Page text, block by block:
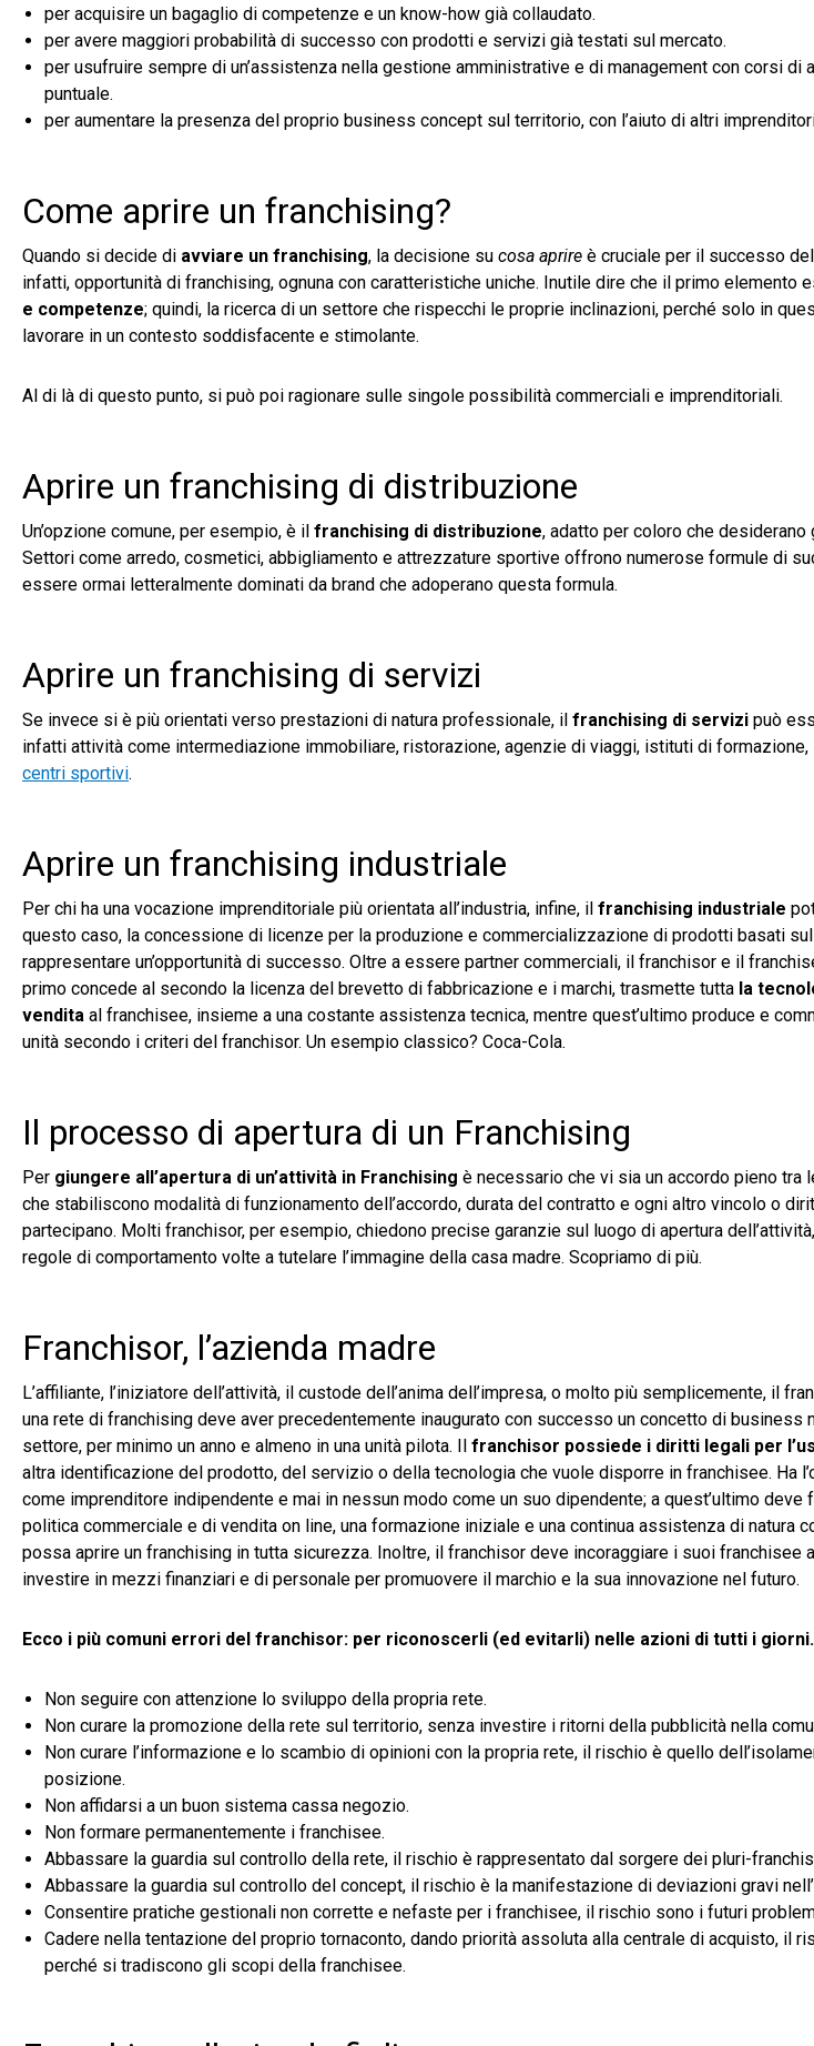
per acquisire un bagaglio di competenze e un know-how già collaudato.
per avere maggiori probabilità di successo con prodotti e servizi già testati sul mercato.
per usufruire sempre di un’assistenza nella gestione amministrative e di management con corsi di
puntuale.
per aumentare la presenza del proprio business concept sul territorio, con l’aiuto di altri
Come aprire un franchising?
Quando si decide di avviare un franchising, la decisione su cosa aprire è cruciale per il successo
infatti, opportunità di franchising, ognuna con caratteristiche uniche. Inutile dire che il primo elemento
e competenze; quindi, la ricerca di un settore che rispecchi le proprie inclinazioni, perché solo in
lavorare in un contesto soddisfacente e stimolante.
Al di là di questo punto, si può poi ragionare sulle singole possibilità commerciali e imprenditoriali.
Aprire un franchising di distribuzione
Un’opzione comune, per esempio, è il franchising di distribuzione, adatto per coloro che
Settori come arredo, cosmetici, abbigliamento e attrezzature sportive offrono numerose formule di
essere ormai letteralmente dominati da brand che adoperano questa formula.
Aprire un franchising di servizi
Se invece si è più orientati verso prestazioni di natura professionale, il franchising di servizi può
infatti attività come intermediazione immobiliare, ristorazione, agenzie di viaggi, istituti di
centri sportivi.
Aprire un franchising industriale
Per chi ha una vocazione imprenditoriale più orientata all’industria, infine, il franchising industriale
questo caso, la concessione di licenze per la produzione e commercializzazione di prodotti basati
rappresentare un’opportunità di successo. Oltre a essere partner commerciali, il franchisor e il
primo concede al secondo la licenza del brevetto di fabbricazione e i marchi, trasmette tutta la
vendita al franchisee, insieme a una costante assistenza tecnica, mentre quest’ultimo produce e
unità secondo i criteri del franchisor. Un esempio classico? Coca-Cola.
Il processo di apertura di un Franchising
Per giungere all’apertura di un’attività in Franchising è necessario che vi sia un accordo pieno tra
che stabiliscono modalità di funzionamento dell’accordo, durata del contratto e ogni altro vincolo o
partecipano. Molti franchisor, per esempio, chiedono precise garanzie sul luogo di apertura
regole di comportamento volte a tutelare l’immagine della casa madre. Scopriamo di più.
Franchisor, l’azienda madre
L’affiliante, l’iniziatore dell’attività, il custode dell’anima dell’impresa, o molto più semplicemente, il
una rete di franchising deve aver precedentemente inaugurato con successo un concetto di business
settore, per minimo un anno e almeno in una unità pilota. Il franchisor possiede i diritti legali per
altra identificazione del prodotto, del servizio o della tecnologia che vuole disporre in franchisee. Ha
come imprenditore indipendente e mai in nessun modo come un suo dipendente; a quest’ultimo
politica commerciale e di vendita on line, una formazione iniziale e una continua assistenza di natura
possa aprire un franchising in tutta sicurezza. Inoltre, il franchisor deve incoraggiare i suoi franchisee
investire in mezzi finanziari e di personale per promuovere il marchio e la sua innovazione nel futuro.
Ecco i più comuni errori del franchisor: per riconoscerli (ed evitarli) nelle azioni di tutti i giorni.
Non seguire con attenzione lo sviluppo della propria rete.
Non curare la promozione della rete sul territorio, senza investire i ritorni della pubblicità nella
Non curare l’informazione e lo scambio di opinioni con la propria rete, il rischio è quello
posizione.
Non affidarsi a un buon sistema cassa negozio.
Non formare permanentemente i franchisee.
Abbassare la guardia sul controllo della rete, il rischio è rappresentato dal sorgere dei pluri-
Abbassare la guardia sul controllo del concept, il rischio è la manifestazione di deviazioni gravi
Consentire pratiche gestionali non corrette e nefaste per i franchisee, il rischio sono i futuri
Cadere nella tentazione del proprio tornaconto, dando priorità assoluta alla centrale di acquisto, il
perché si tradiscono gli scopi della franchisee.